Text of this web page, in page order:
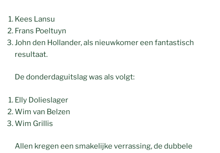
Kees Lansu
Frans Poeltuyn
John den Hollander, als nieuwkomer een fantastisch
resultaat.
De donderdaguitslag was als volgt:
Elly Dolieslager
Wim van Belzen
Wim Grillis
Allen kregen een smakelijke verrassing, de dubbele